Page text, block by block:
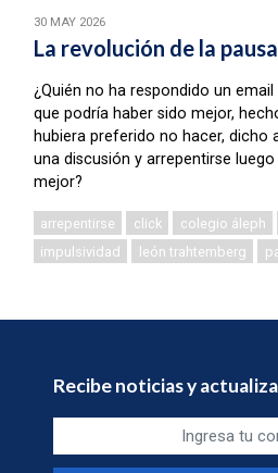
30 MAY 2026
La revolución de la
¿Quién no ha respondido un
que podría haber sido mejor,
hubiera preferido no hacer, dicho
una discusión y arrepentirse
mejor?
arrepentirse click colegio áleph
impulsividad
león trahtemberg
Recibe noticias y